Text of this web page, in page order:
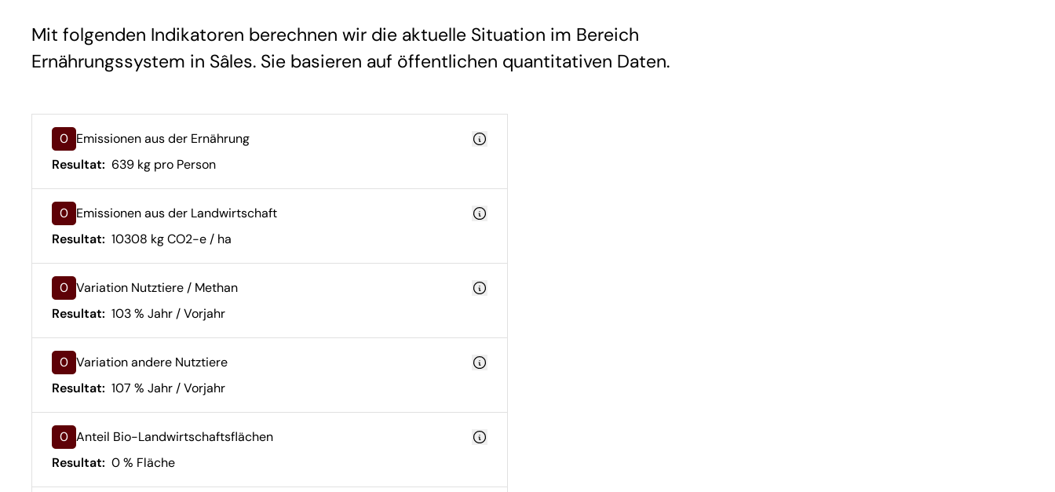
Mit folgenden Indikatoren berechnen wir die aktuelle Situation im Bereich
Ernährungssystem in Sâles. Sie basieren auf öffentlichen quantitativen Daten.
0 Emissionen aus der Ernährung
Resultat: 639 kg pro Person
0 Emissionen aus der Landwirtschaft
Resultat: 10308 kg CO2-e / ha
0 Variation Nutztiere / Methan
Resultat: 103 % Jahr / Vorjahr
0 Variation andere Nutztiere
Resultat: 107 % Jahr / Vorjahr
0 Anteil Bio-Landwirtschaftsflächen
Resultat: 0 % Fläche